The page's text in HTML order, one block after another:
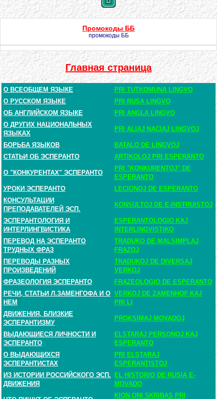
Промокоды ББ
промокоды ББ
Главная страница
О ВСЕОБЩЕМ ЯЗЫКЕ
PRI TUTKOMUNA LINGVO
О РУССКОМ ЯЗЫКЕ
PRI RUSA LINGVO
ОБ АНГЛИЙСКОМ ЯЗЫКЕ
PRI ANGLA LINGVO
О ДРУГИХ НАЦИОНАЛЬНЫХ
ЯЗЫКАХ
PRI ALIAJ NACIAJ LINGVOJ
БОРЬБА ЯЗЫКОВ
BATALO DE LINGVOJ
СТАТЬИ ОБ ЭСПЕРАНТО
ARTIKOLOJ PRI ESPERANTO
О "КОНКУРЕНТАХ" ЭСПЕРАНТО
PRI "KONKURENTOJ" DE
ESPERANTO
УРОКИ ЭСПЕРАНТО
LECIONOJ DE ESPERANTO
КОНСУЛЬТАЦИИ
ПРЕПОДАВАТЕЛЕЙ ЭСП.
KONSULTOJ DE E-INSTRUISTOJ
ЭСПЕРАНТОЛОГИЯ И
ИНТЕРЛИНГВИСТИКА
ESPERANTOLOGIO KAJ
INTERLINGVISTIKO
ПЕРЕВОД НА ЭСПЕРАНТО
ТРУДНЫХ ФРАЗ
TRADUKO DE MALSIMPLAJ
FRAZOJ
ПЕРЕВОДЫ РАЗНЫХ
ПРОИЗВЕДЕНИЙ
TRADUKOJ DE DIVERSAJ
VERKOJ
ФРАЗЕОЛОГИЯ ЭСПЕРАНТО
FRAZEOLOGIO DE ESPERANTO
РЕЧИ, СТАТЬИ Л.ЗАМЕНГОФА И О
НЕМ
VERKOJ DE ZAMENHOF KAJ
PRI LI
ДВИЖЕНИЯ, БЛИЗКИЕ
ЭСПЕРАНТИЗМУ
PROKSIMAJ MOVADOJ
ВЫДАЮЩИЕСЯ ЛИЧНОСТИ И
ЭСПЕРАНТО
ELSTARAJ PERSONOJ KAJ
ESPERANTO
О ВЫДАЮЩИХСЯ
ЭСПЕРАНТИСТАХ
PRI ELSTARAJ
ESPERANTISTOJ
ИЗ ИСТОРИИ РОССИЙСКОГО ЭСП.
ДВИЖЕНИЯ
EL HISTORIO DE RUSIA E-
MOVADO
KION ONI SKRIBAS PRI